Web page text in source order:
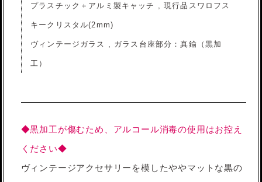
プラスチック＋アルミ製キャッチ , 現行品スワロフス
キークリスタル(2mm)
ヴィンテージガラス , ガラス台座部分：真鍮（黒加
工）
◆黒加工が傷むため、アルコール消毒の使用はお控え
ください◆
ヴィンテージアクセサリーを模したややマットな黒の